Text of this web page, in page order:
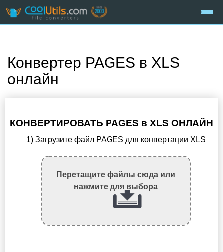
Конвертер PAGES в XLS
онлайн
КОНВЕРТИРОВАТЬ PAGES в XLS ОНЛАЙН
1) Загрузите файл PAGES для конвертации XLS
Перетащите файлы сюда или
нажмите для выбора